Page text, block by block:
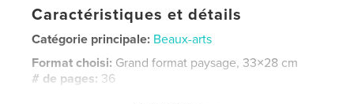
Caractéristiques et détails
Catégorie principale: Beaux-arts
Format choisi: Grand format paysage, 33×28 cm
# de pages: 36